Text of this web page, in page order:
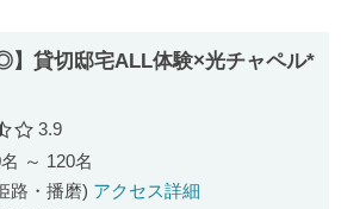
】貸切邸宅ALL体験×光チャペル*
口コミ評価
3.9
～ 120名
路・播磨) アクセス詳細